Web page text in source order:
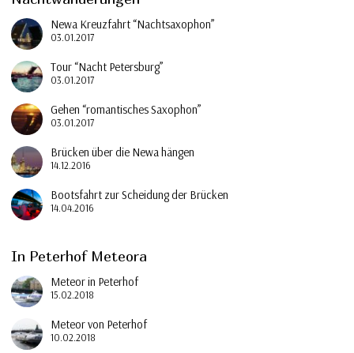
Newa Kreuzfahrt “Nachtsaxophon”
03.01.2017
Tour “Nacht Petersburg”
03.01.2017
Gehen “romantisches Saxophon”
03.01.2017
Brücken über die Newa hängen
14.12.2016
Bootsfahrt zur Scheidung der Brücken
14.04.2016
In Peterhof Meteora
Meteor in Peterhof
15.02.2018
Meteor von Peterhof
10.02.2018